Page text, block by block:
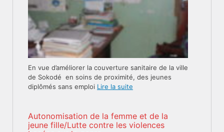
En vue d’améliorer la couverture sanitaire de la ville
de Sokodé en soins de proximité, des jeunes
diplômés sans emploi Lire la suite
Autonomisation de la femme et de la
jeune fille/Lutte contre les violences